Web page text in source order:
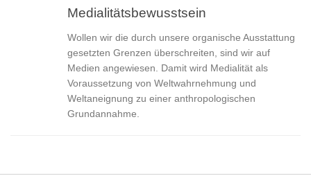
Medialitätsbewusstsein
Wollen wir die durch unsere organische Ausstattung
gesetzten Grenzen überschreiten, sind wir auf
Medien angewiesen. Damit wird Medialität als
Voraussetzung von Weltwahrnehmung und
Weltaneignung zu einer anthropologischen
Grundannahme.